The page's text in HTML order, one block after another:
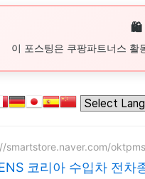
🛍️
이 포스팅은 쿠팡파트너스 활
smartstore.naver.com/oktpms
코리아 수입차 전차